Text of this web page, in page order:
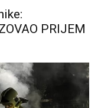
PRIJEM